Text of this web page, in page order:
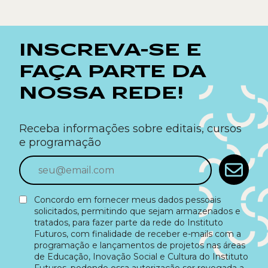
INSCREVA-SE E
FAÇA PARTE DA
NOSSA REDE!
Receba informações sobre editais, cursos
e programação
Concordo em fornecer meus dados pessoais
solicitados, permitindo que sejam armazenados e
tratados, para fazer parte da rede do Instituto
Futuros, com finalidade de receber e-mails com a
programação e lançamentos de projetos nas áreas
de Educação, Inovação Social e Cultura do Instituto